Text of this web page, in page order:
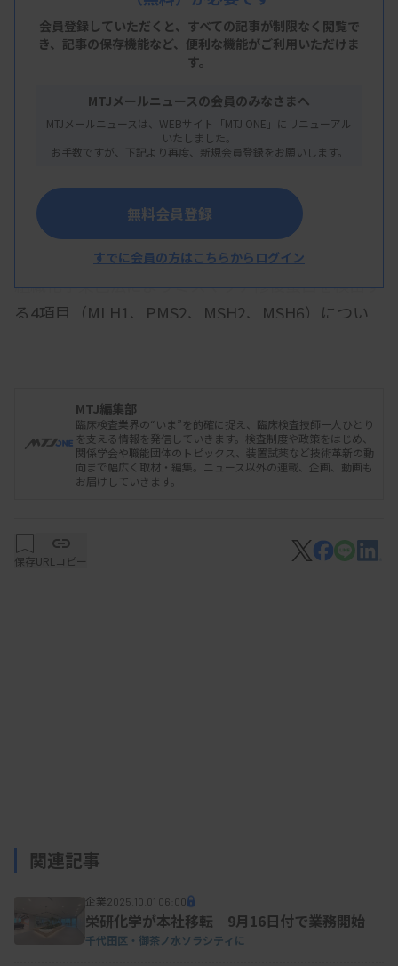
ロシュ・ダイアグノスティックスは2月3日、免疫
組織化学染色法によりミスマッチ修復蛋白を検出す
る4項目（MLH1、PMS2、MSH2、MSH6）につい
2024年11月21日付で、リムパーザのコンパニオ
会員登録していただくと、すべての記事が制限なく閲覧で
き、 記事の保存機能など、便利な機能がご利用いただけま
す。
MTJメールニュースの会員のみなさまへ
MTJメールニュースは、WEBサイト「MTJ ONE」にリニューアル
いたしました。
お手数ですが、下記より再度、新規会員登録をお願いします。
無料会員登録
すでに会員の方はこちらからログイン
MTJ編集部
臨床検査業界の“いま”を的確に捉え、臨床検査技師一人ひとり
を支える情報を発信していきます。検査制度や政策をはじめ、
関係学会や職能団体のトピックス、装置試薬など技術革新の動
向まで幅広く取材・編集。ニュース以外の連載、企画、動画も
お届けしていきます。
保存URLコピー
関連記事
企業2025.10.01 06:00
栄研化学が本社移転 9月16日付で業務開始
千代田区・御茶ノ水ソラシティに